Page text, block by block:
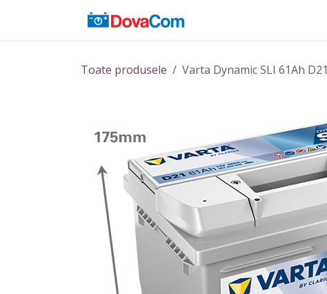
Toate produsele Varta Dynamic SLI 61Ah D21